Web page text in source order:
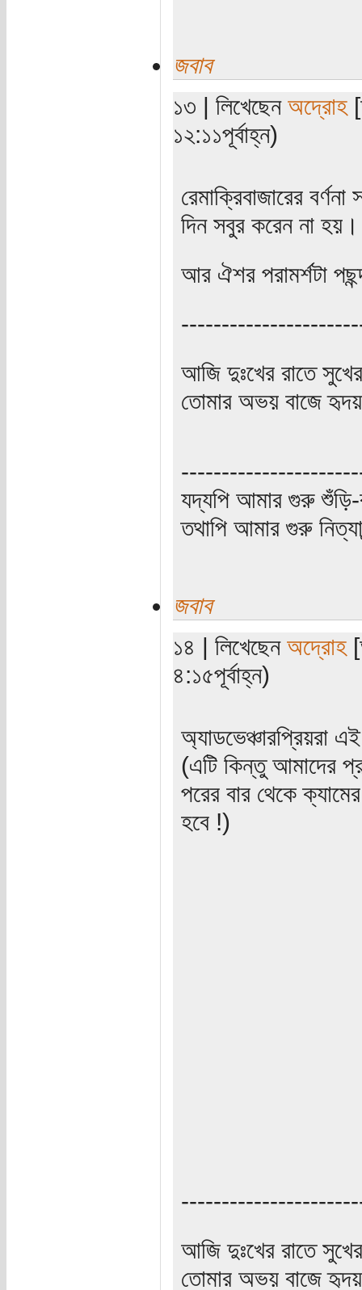
জবাব
১৩ | লিখেছেন অদ্রোহ
১২:১১পূর্বাহ্ন)
রেমাক্রিবাজারের
দিন সবুর করেন না হয়।
আর ঐশর পরামর্শটা
আজি দুঃখের রাতে
তোমার অভয় বাজে
যদ্যপি আমার গুরু শুঁড়ি-
তথাপি আমার গুরু
জবাব
১৪ | লিখেছেন অদ্রোহ
৪:১৫পূর্বাহ্ন)
অ্যাডভেঞ্চারপ্রিয়রা
(এটি কিন্তু আমাদের
পরের বার থেকে
হবে !)
আজি দুঃখের রাতে
তোমার অভয় বাজে